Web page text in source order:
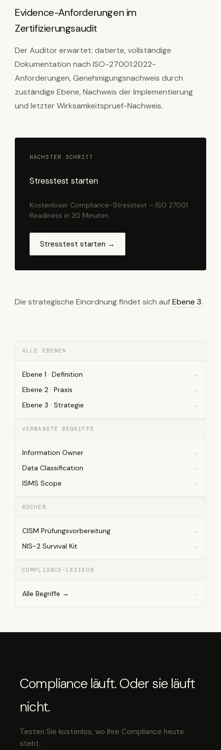
Evidence-Anforderungen im
Zertifizierungsaudit
Der Auditor erwartet: datierte, vollständige
Dokumentation nach ISO-27001:2022-
Anforderungen, Genehmigungsnachweis durch
zuständige Ebene, Nachweis der Implementierung
und letzter Wirksamkeitspruef-Nachweis.
NÄCHSTER SCHRITT
Stresstest starten
Kostenloser Compliance-Stresstest – ISO 27001
Readiness in 20 Minuten.
Stresstest starten →
Die strategische Einordnung findet sich aufEbene 3.
ALLE EBENEN
Ebene 1 · Definition
Ebene 2 · Praxis
Ebene 3 · Strategie
VERWANDTE BEGRIFFE
Information Owner
Data Classification
ISMS Scope
BÜCHER
CISM Prüfungsvorbereitung
NIS-2 Survival Kit
COMPLIANCE-LEXIKON
Alle Begriffe →
Compliance läuft. Oder sie läuft
nicht.
Testen Sie kostenlos, wo Ihre Compliance heute
steht.